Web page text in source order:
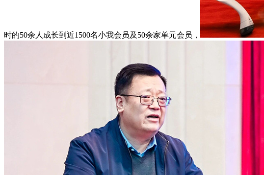
时的50余人成长到近1500名小我会员及50余家单元会员，